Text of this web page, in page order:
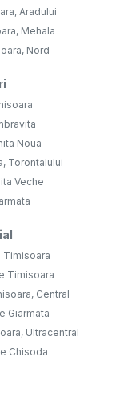
Aradului
Mehala
Nord
Noua
Torontalului
Veche
Timisoara
Timisoara
Central
Giarmata
Ultracentral
Chisoda